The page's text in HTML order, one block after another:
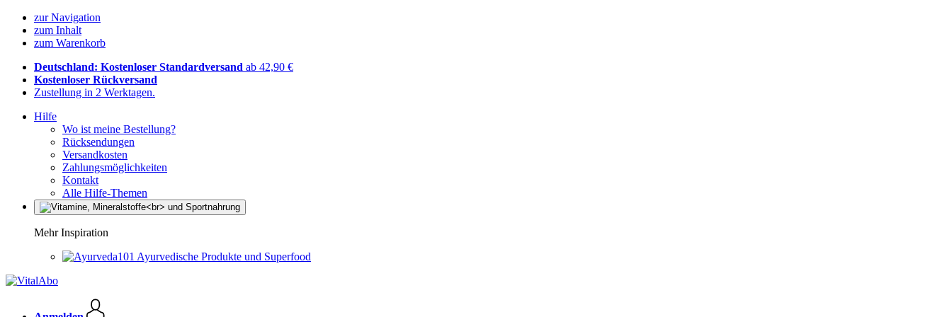
zur Navigation
zum Inhalt
zum Warenkorb
Deutschland: Kostenloser Standardversand ab 42,90 €
Kostenloser Rückversand
Zustellung in 2 Werktagen.
Hilfe
Wo ist meine Bestellung?
Rücksendungen
Versandkosten
Zahlungsmöglichkeiten
Kontakt
Alle Hilfe-Themen
Mehr Inspiration
Ayurvedische Produkte und Superfood